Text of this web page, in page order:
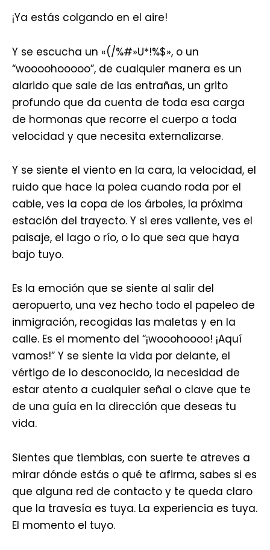
¡Ya estás colgando en el aire!
Y se escucha un «(/%#»U*!%$», o un
“woooohooooo”, de cualquier manera es un
alarido que sale de las entrañas, un grito
profundo que da cuenta de toda esa carga
de hormonas que recorre el cuerpo a toda
velocidad y que necesita externalizarse.
Y se siente el viento en la cara, la velocidad, el
ruido que hace la polea cuando roda por el
cable, ves la copa de los árboles, la próxima
estación del trayecto. Y si eres valiente, ves el
paisaje, el lago o río, o lo que sea que haya
bajo tuyo.
Es la emoción que se siente al salir del
aeropuerto, una vez hecho todo el papeleo de
inmigración, recogidas las maletas y en la
calle. Es el momento del “¡wooohoooo! ¡Aquí
vamos!” Y se siente la vida por delante, el
vértigo de lo desconocido, la necesidad de
estar atento a cualquier señal o clave que te
de una guía en la dirección que deseas tu
vida.
Sientes que tiemblas, con suerte te atreves a
mirar dónde estás o qué te afirma, sabes si es
que alguna red de contacto y te queda claro
que la travesía es tuya. La experiencia es tuya.
El momento el tuyo.